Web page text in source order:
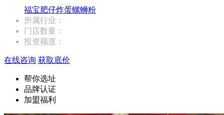
福宝肥仔炸蛋螺蛳粉
所属行业：
门店数量：
投资额度：
在线咨询 获取底价
帮你选址
品牌认证
加盟福利